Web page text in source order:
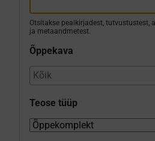
Otsitakse pealkirjadest, tutvustustest,
ja metaandmetest.
Õppekava
Teose tüüp